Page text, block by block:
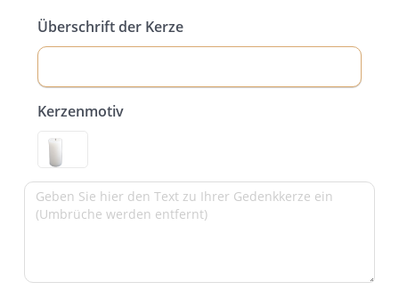
Überschrift der Kerze
Kerzenmotiv